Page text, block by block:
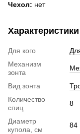
Чехол: нет
Характеристики
Для кого
Механизм
зонта
Вид зонта
Количество
спиц
8
Диаметр
купола, см
84